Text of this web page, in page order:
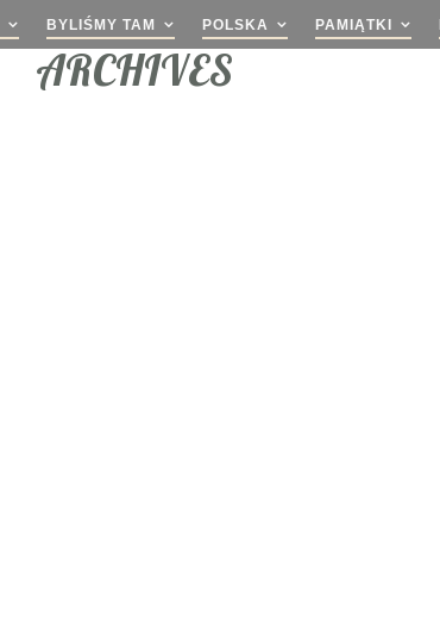
BYLIŚMY TAM POLSKA PAMIĄTKI
ARCHIVES